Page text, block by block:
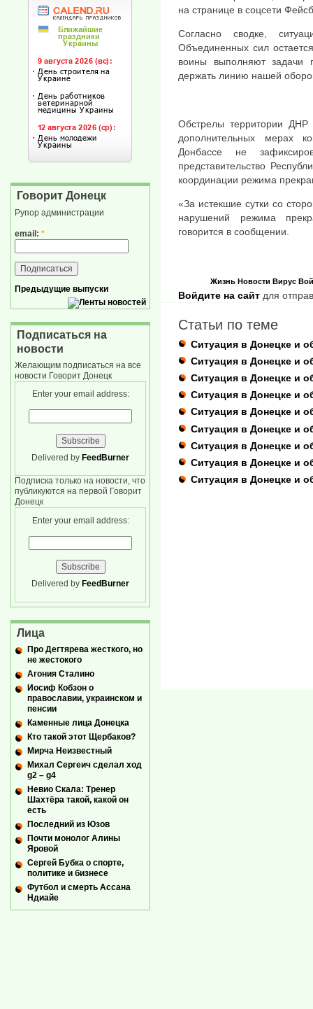
на странице в соцсети
Согласно сводке,
Объединенных сил
воины выполняют задачи
держать линию нашей
Обстрелы территории ДНР
дополнительных мерах
Донбассе не
представительство
координации режима
«​​За истекшие сутки со
нарушений режима
говорится в сообщении.
Жизнь Новости Вирус
Войдите на сайт для
Статьи по теме
Ситуация в Донецке и
Ситуация в Донецке и
Ситуация в Донецке и
Ситуация в Донецке и
Ситуация в Донецке и
Ситуация в Донецке и
Ситуация в Донецке и
Ситуация в Донецке и
Ситуация в Донецке и
Говорит Донецк
Рупор администрации
email: *
Предыдущие выпуски
Подписаться на
новости
Желающим подписаться на все
новости Говорит Донецк
Enter your email address:
Delivered by FeedBurner
Подписка только на новости, что
публикуются на первой Говорит
Донецк
Enter your email address:
Delivered by FeedBurner
Лица
Про Дегтярева жесткого, но
не жестокого
Агония Сталино
Иосиф Кобзон о
православии, украинском и
пенсии
Каменные лица Донецка
Кто такой этот Щербаков?
Мирча Неизвестный
Михал Сергеич сделал ход
g2 – g4
Невио Скала: Тренер
Шахтёра такой, какой он
есть
Последний из Юзов
Почти монолог Алины
Яровой
Сергей Бубка о спорте,
политике и бизнесе
Футбол и смерть Ассана
Ндиайе